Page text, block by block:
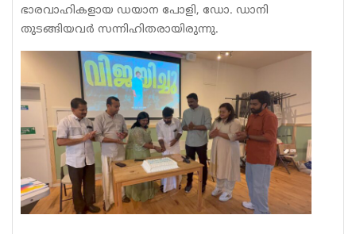
ഭാരവാഹികളായ ഡയാന പോളി, ഡോ. ഡാനി
തുടങ്ങിയവർ സന്നിഹിതരായിരുന്നു.